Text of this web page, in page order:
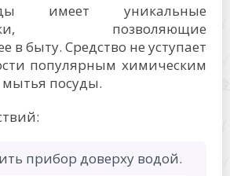
имеет уникальные
позволяющие
в быту. Средство не уступает
популярным химическим
мытья посуды.
прибор доверху водой.